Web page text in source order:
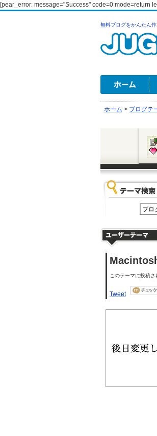
[pear_error: message="Success" code=0 mode=return
無料ブログをかんたん
ホーム > ブログテ
このテーマに投稿
Tweet